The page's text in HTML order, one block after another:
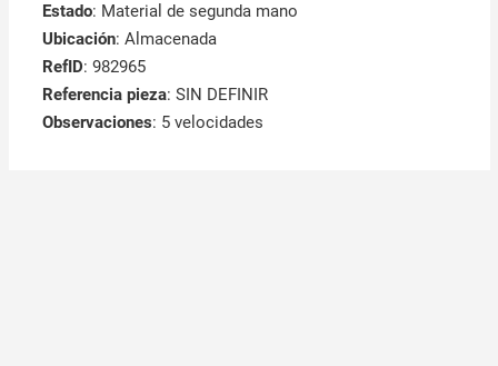
Estado: Material de segunda mano
Ubicación: Almacenada
RefID: 982965
Referencia pieza: SIN DEFINIR
Observaciones: 5 velocidades